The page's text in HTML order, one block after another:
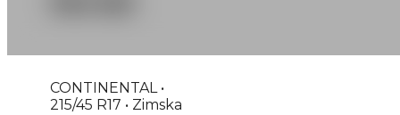
CONTINENTAL •
215/45 R17 • Zimska